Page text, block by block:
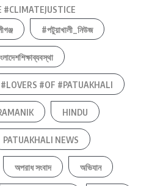
#পটুয়াখালী_নিউজ
#LOVERS #OF #PATUAKHALI
HINDU
PATUAKHALI NEWS
অপরাধ সংবাদ অভিযান